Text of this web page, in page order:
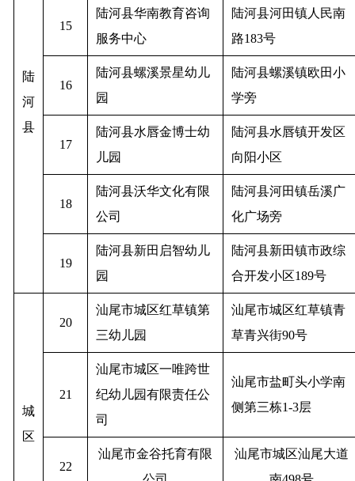
陆
河
县
15
陆河县华南教育咨询
服务中心
陆河县河田镇人民南
路183号
16
陆河县螺溪景星幼儿
园
陆河县螺溪镇欧田小
学旁
17
陆河县水唇金博士幼
儿园
陆河县水唇镇开发区
向阳小区
18
陆河县沃华文化有限
公司
陆河县河田镇岳溪广
化广场旁
19
陆河县新田启智幼儿
园
陆河县新田镇市政综
合开发小区189号
城
区
20
汕尾市城区红草镇第
三幼儿园
汕尾市城区红草镇青
草青兴街90号
21
汕尾市城区一唯跨世
纪幼儿园有限责任公
司
汕尾市盐町头小学南
侧第三栋1-3层
22
汕尾市金谷托育有限
汕尾市城区汕尾大道